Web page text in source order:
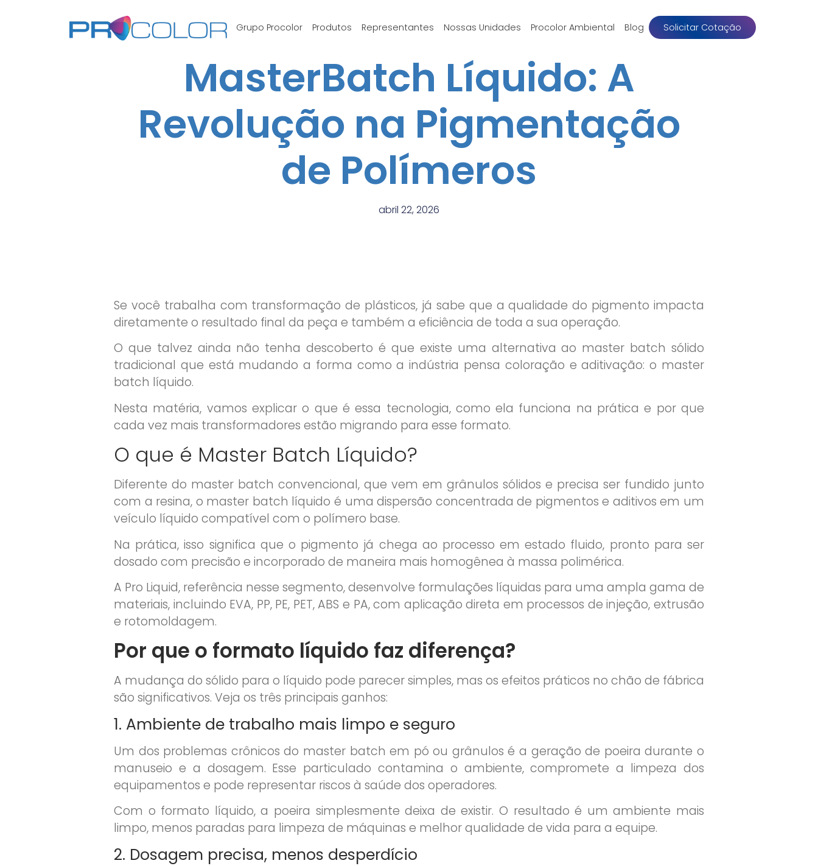
Grupo Procolor Produtos Representantes Nossas Unidades Procolor Ambiental Blog Solicitar Cotação
MasterBatch Líquido: A
Revolução na Pigmentação
de Polímeros
abril 22, 2026
Se você trabalha com transformação de plásticos, já sabe que a qualidade do pigmento impacta
diretamente o resultado final da peça e também a eficiência de toda a sua operação.
O que talvez ainda não tenha descoberto é que existe uma alternativa ao master batch sólido
tradicional que está mudando a forma como a indústria pensa coloração e aditivação: o master
batch líquido.
Nesta matéria, vamos explicar o que é essa tecnologia, como ela funciona na prática e por que
cada vez mais transformadores estão migrando para esse formato.
O que é Master Batch Líquido?
Diferente do master batch convencional, que vem em grânulos sólidos e precisa ser fundido junto
com a resina, o master batch líquido é uma dispersão concentrada de pigmentos e aditivos em um
veículo líquido compatível com o polímero base.
Na prática, isso significa que o pigmento já chega ao processo em estado fluido, pronto para ser
dosado com precisão e incorporado de maneira mais homogênea à massa polimérica.
A Pro Liquid, referência nesse segmento, desenvolve formulações líquidas para uma ampla gama de
materiais, incluindo EVA, PP, PE, PET, ABS e PA, com aplicação direta em processos de injeção, extrusão
e rotomoldagem.
Por que o formato líquido faz diferença?
A mudança do sólido para o líquido pode parecer simples, mas os efeitos práticos no chão de fábrica
são significativos. Veja os três principais ganhos:
1. Ambiente de trabalho mais limpo e seguro
Um dos problemas crônicos do master batch em pó ou grânulos é a geração de poeira durante o
manuseio e a dosagem. Esse particulado contamina o ambiente, compromete a limpeza dos
equipamentos e pode representar riscos à saúde dos operadores.
Com o formato líquido, a poeira simplesmente deixa de existir. O resultado é um ambiente mais
limpo, menos paradas para limpeza de máquinas e melhor qualidade de vida para a equipe.
2. Dosagem precisa, menos desperdício